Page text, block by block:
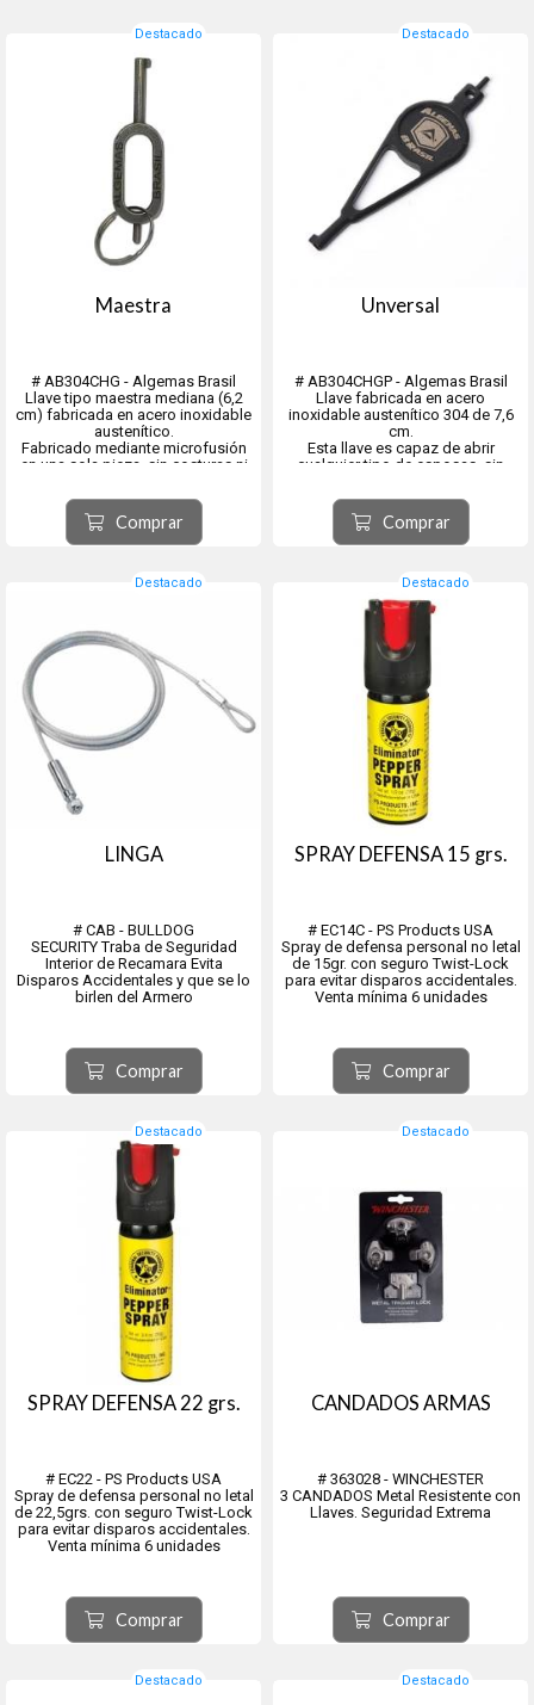
Destacado
Maestra
# AB304CHG - Algemas Brasil
Llave tipo maestra mediana (6,2
cm) fabricada en acero inoxidable
austenítico.
Fabricado mediante microfusión
en una sola pieza, sin costuras ni
El precio es por una sola llave
Comprar
Destacado
Unversal
# AB304CHGP - Algemas Brasil
Llave fabricada en acero
inoxidable austenítico 304 de 7,6
cm.
Esta llave es capaz de abrir
cualquier tipo de esposas, sin
Además, proporciona una mayor
facilidad de manejo a la hora de
abrir las esposas.
El precio es por una sola llave
Comprar
Destacado
LINGA
# CAB - BULLDOG
SECURITY Traba de Seguridad
Interior de Recamara Evita
Disparos Accidentales y que se lo
birlen del Armero
Comprar
Destacado
SPRAY DEFENSA 15 grs.
# EC14C - PS Products USA
Spray de defensa personal no letal
de 15gr. con seguro Twist-Lock
para evitar disparos accidentales.
Venta mínima 6 unidades
personal por ser altamente
efectivos pero no letales.
El colorante marca al atacante para
una identificación positiva...
Comprar
Destacado
SPRAY DEFENSA 22 grs.
# EC22 - PS Products USA
Spray de defensa personal no letal
de 22,5grs. con seguro Twist-Lock
para evitar disparos accidentales.
Venta mínima 6 unidades
personal por ser altamente
efectivos pero no letales. Repele a
perros y otras alimañas.
El colorante marca al atac...
Comprar
Destacado
CANDADOS ARMAS
# 363028 - WINCHESTER
3 CANDADOS Metal Resistente con
Llaves. Seguridad Extrema
Comprar
Destacado Destacado